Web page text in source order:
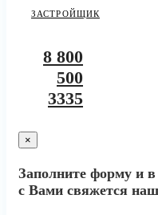
ЗАСТРОЙЩИК
8 800
500
3335
×
Заполните форму и
с Вами свяжется